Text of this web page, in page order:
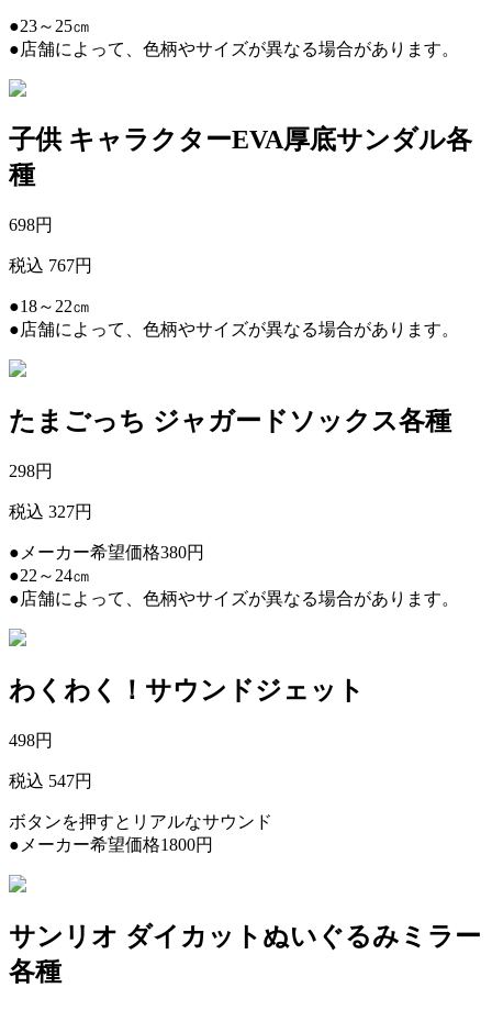
●23～25㎝
●店舗によって、色柄やサイズが異なる場合があります。
子供 キャラクターEVA厚底サンダル各
種
698円
税込 767円
●18～22㎝
●店舗によって、色柄やサイズが異なる場合があります。
たまごっち ジャガードソックス各種
298円
税込 327円
●メーカー希望価格380円
●22～24㎝
●店舗によって、色柄やサイズが異なる場合があります。
わくわく！サウンドジェット
498円
税込 547円
ボタンを押すとリアルなサウンド
●メーカー希望価格1800円
サンリオ ダイカットぬいぐるみミラー
各種